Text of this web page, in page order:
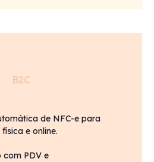
B2C
de NFC-e para
e online.
PDV e